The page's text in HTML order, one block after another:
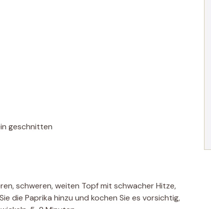
geschnitten
schweren, weiten Topf mit schwacher Hitze,
die Paprika hinzu und kochen Sie es vorsichtig,